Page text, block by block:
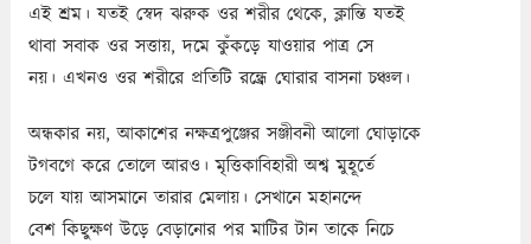
এই শ্রম। যতই স্বেদ ঝরুক ওর শরীর থেকে, ক্লান্তি যতই
থাবা সবাক ওর সত্তায়, দমে কুঁকড়ে যাওয়ার পাত্র সে
নয়। এখনও ওর শরীরে প্রতিটি রন্ধ্রে ঘোরার বাসনা চঞ্চল।
অন্ধকার নয়, আকাশের নক্ষত্রপুঞ্জের সঞ্জীবনী আলো ঘোড়াকে
টগবগে করে তোলে আরও। মৃত্তিকাবিহারী অশ্ব মুহূর্তে
চলে যায় আসমানে তারার মেলায়। সেখানে মহানন্দে
বেশ কিছুক্ষণ উড়ে বেড়ানোর পর মাটির টান তাকে নিচে